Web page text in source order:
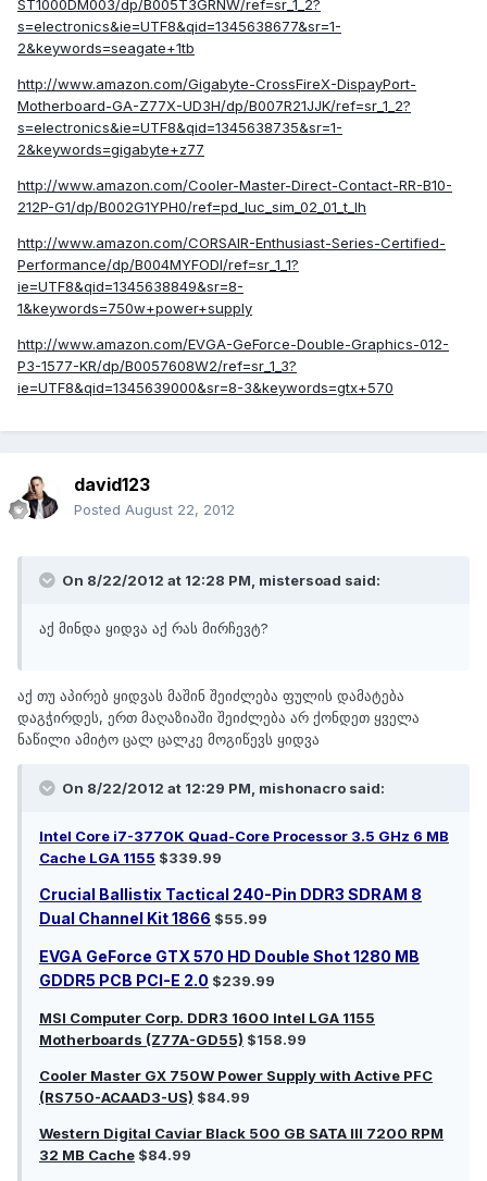
ST1000DM003/dp/B005T3GRNW/ref=sr_1_2?
s=electronics&ie=UTF8&qid=1345638677&sr=1-
2&keywords=seagate+1tb
http://www.amazon.com/Gigabyte-CrossFireX-DispayPort-
Motherboard-GA-Z77X-UD3H/dp/B007R21JJK/ref=sr_1_2?
s=electronics&ie=UTF8&qid=1345638735&sr=1-
2&keywords=gigabyte+z77
http://www.amazon.com/Cooler-Master-Direct-Contact-RR-B10-
212P-G1/dp/B002G1YPH0/ref=pd_luc_sim_02_01_t_lh
http://www.amazon.com/CORSAIR-Enthusiast-Series-Certified-
Performance/dp/B004MYFODI/ref=sr_1_1?
ie=UTF8&qid=1345638849&sr=8-
1&keywords=750w+power+supply
http://www.amazon.com/EVGA-GeForce-Double-Graphics-012-
P3-1577-KR/dp/B0057608W2/ref=sr_1_3?
ie=UTF8&qid=1345639000&sr=8-3&keywords=gtx+570
david123
Posted August 22, 2012
On 8/22/2012 at 12:28 PM, mistersoad said:
აქ მინდა ყიდვა აქ რას მირჩევტ?
აქ თუ აპირებ ყიდვას მაშინ შეიძლება ფულის დამატება
დაგჭირდეს, ერთ მაღაზიაში შეიძლება არ ქონდეთ ყველა
ნაწილი ამიტო ცალ ცალკე მოგიწევს ყიდვა
On 8/22/2012 at 12:29 PM, mishonacro said:
Intel Core i7-3770K Quad-Core Processor 3.5 GHz 6 MB
Cache LGA 1155 $339.99
Crucial Ballistix Tactical 240-Pin DDR3 SDRAM 8
Dual Channel Kit 1866 $55.99
EVGA GeForce GTX 570 HD Double Shot 1280 MB
GDDR5 PCB PCI-E 2.0 $239.99
MSI Computer Corp. DDR3 1600 Intel LGA 1155
Motherboards (Z77A-GD55) $158.99
Cooler Master GX 750W Power Supply with Active PFC
(RS750-ACAAD3-U​S) $84.99
Western Digital Caviar Black 500 GB SATA III 7200 RPM
32 MB Cache $84.99